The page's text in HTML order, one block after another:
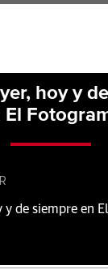
hoy y
El
y de siempre en